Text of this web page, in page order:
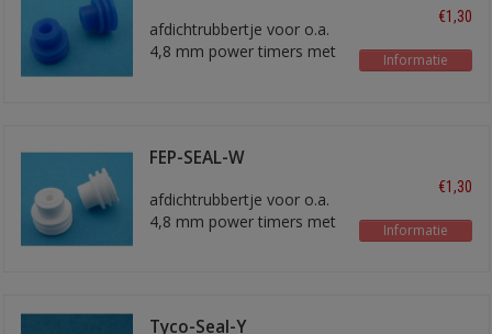
afdichtrubbertje voor o.a.
4,8 mm power timers met
€1,30
Informatie
FEP-SEAL-W
afdichtrubbertje voor o.a.
4,8 mm power timers met
€1,30
Informatie
Tyco-Seal-Y